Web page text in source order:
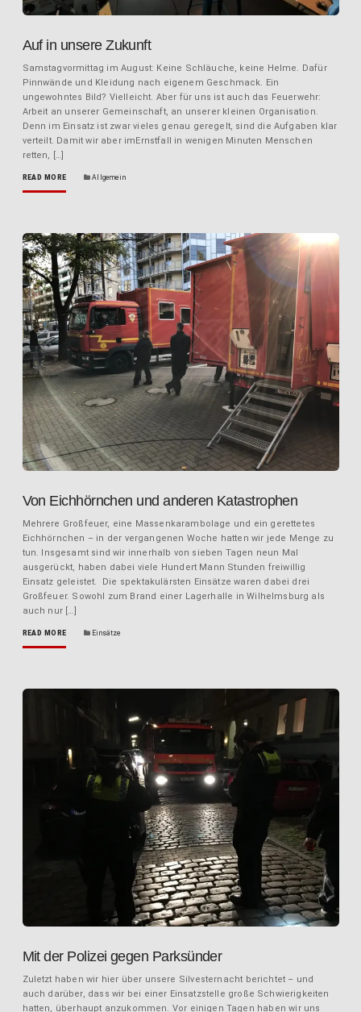
Auf in unsere Zukunft
Samstagvormittag im August: Keine Schläuche, keine Helme. Dafür
Pinnwände und Kleidung nach eigenem Geschmack. Ein
ungewohntes Bild? Vielleicht. Aber für uns ist auch das Feuerwehr:
Arbeit an unserer Gemeinschaft, an unserer kleinen Organisation.
Denn im Einsatz ist zwar vieles genau geregelt, sind die Aufgaben klar
verteilt. Damit wir aber imErnstfall in wenigen Minuten Menschen
retten, […]
READ MORE Allgemein
Von Eichhörnchen und anderen Katastrophen
Mehrere Großfeuer, eine Massenkarambolage und ein gerettetes
Eichhörnchen – in der vergangenen Woche hatten wir jede Menge zu
tun. Insgesamt sind wir innerhalb von sieben Tagen neun Mal
ausgerückt, haben dabei viele Hundert Mann Stunden freiwillig
Einsatz geleistet. Die spektakulärsten Einsätze waren dabei drei
Großfeuer. Sowohl zum Brand einer Lagerhalle in Wilhelmsburg als
auch nur […]
READ MORE Einsätze
Mit der Polizei gegen Parksünder
Zuletzt haben wir hier über unsere Silvesternacht berichtet – und
auch darüber, dass wir bei einer Einsatzstelle große Schwierigkeiten
hatten, überhaupt anzukommen. Vor einigen Tagen haben wir uns